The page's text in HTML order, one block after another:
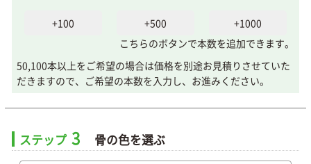
+100 +500
+1000
こちらのボタンで本数を追加できます。
50,100本以上をご希望の場合は価格を別途お見積りさせていた
だきますので、ご希望の本数を入力し、お進みください。
ステップ 3 骨の色を選ぶ